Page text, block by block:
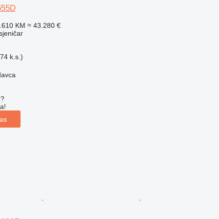
KM ≈ 43.280 €
k.s.)